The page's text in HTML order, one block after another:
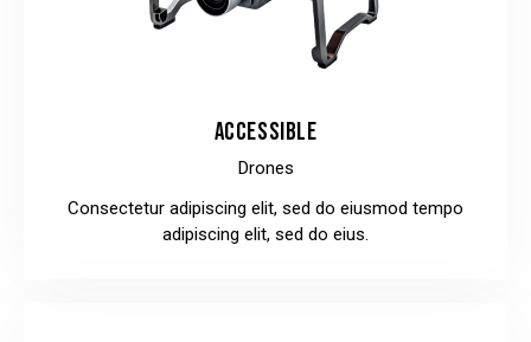
ACCESSIBLE
Drones
Consectetur adipiscing elit, sed do eiusmod tempo
adipiscing elit, sed do eius.